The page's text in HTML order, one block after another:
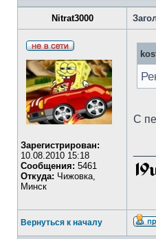
Nitrat3000
Зарегистрирован:
10.08.2010 15:18
Сообщения: 5461
Откуда: Чижовка,
Минск
С
Вернуться к началу